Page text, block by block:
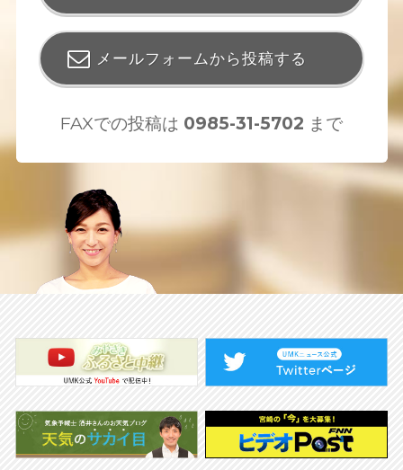
メールフォームから投稿する
FAXでの投稿は 0985-31-5702 まで